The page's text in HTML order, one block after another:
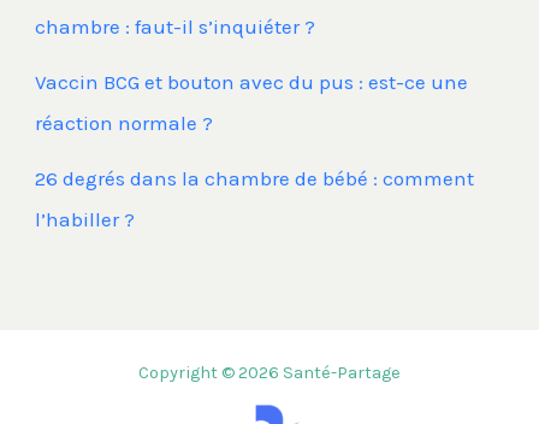
chambre : faut-il s’inquiéter ?
Vaccin BCG et bouton avec du pus : est-ce une
réaction normale ?
26 degrés dans la chambre de bébé : comment
l’habiller ?
Copyright © 2026 Santé-Partage